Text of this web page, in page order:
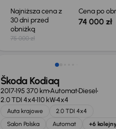
Najniższa cena z
30 dni przed
obniżką
75 000 zł
Cena po
74 000 zł
Świeżo skupione
Škoda Kodiaq
2017195 370 kmAutomatDiesel
2.0 TDI 4x4110 kW4x4
Auta krajowe
2.0 TDI 4x4
Salon Polska
Automat +6